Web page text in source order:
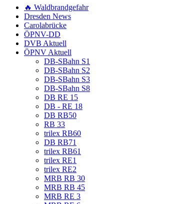
🔥 Waldbrandgefahr
Dresden News
Carolabrücke
ÖPNV-DD
DVB Aktuell
ÖPNV Aktuell
DB-SBahn S1
DB-SBahn S2
DB-SBahn S3
DB-SBahn S8
DB RE 15
DB - RE 18
DB RB50
RB 33
trilex RB60
DB RB71
trilex RB61
trilex RE1
trilex RE2
MRB RB 30
MRB RB 45
MRB RE 3